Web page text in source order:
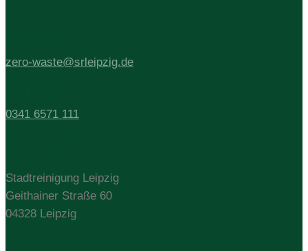
zero-waste@srleipzig.de
0341 6571 111
Stadtreinigung Leipzig
Geithainer Straße 60
04328 Leipzig